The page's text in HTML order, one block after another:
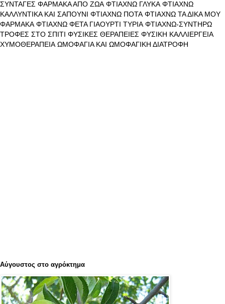
ΣΥΝΤΑΓΕΣ ΦΑΡΜΑΚΑ ΑΠΟ ΖΩΑ ΦΤΙΑΧΝΩ ΓΛΥΚΑ ΦΤΙΑΧΝΩ
ΚΑΛΛΥΝΤΙΚΑ ΚΑΙ ΣΑΠΟΥΝΙ ΦΤΙΑΧΝΩ ΠΟΤΑ ΦΤΙΑΧΝΩ ΤΑ ΔΙΚΑ ΜΟΥ
ΦΑΡΜΑΚΑ ΦΤΙΑΧΝΩ ΦΕΤΑ ΓΙΑΟΥΡΤΙ ΤΥΡΙΑ ΦΤΙΑΧΝΩ-ΣΥΝΤΗΡΩ
ΤΡΟΦΕΣ ΣΤΟ ΣΠΙΤΙ ΦΥΣΙΚΕΣ ΘΕΡΑΠΕΙΕΣ ΦΥΣΙΚΗ ΚΑΛΛΙΕΡΓΕΙΑ
ΧΥΜΟΘΕΡΑΠΕΙΑ ΩΜΟΦΑΓΙΑ ΚΑΙ ΩΜΟΦΑΓΙΚΗ ΔΙΑΤΡΟΦΗ
Αύγουστος στο αγρόκτημα